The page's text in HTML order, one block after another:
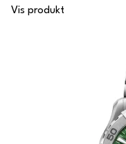
Vis produkt